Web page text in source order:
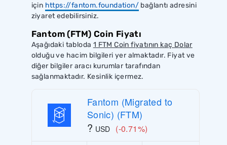
için https://fantom.foundation/ bağlantı adresini
ziyaret edebilirsiniz.
Fantom (FTM) Coin Fiyatı
Aşağıdaki tabloda 1 FTM Coin fiyatının kaç Dolar
olduğu ve hacim bilgileri yer almaktadır. Fiyat ve
diğer bilgiler aracı kurumlar tarafından
sağlanmaktadır. Kesinlik içermez.
Fantom (Migrated to
Sonic) (FTM)
? USD (-0.71%)